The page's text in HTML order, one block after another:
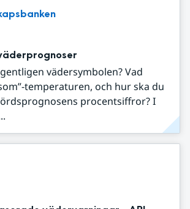
vädersymbolen? Vad
temperaturen, och hur ska du
procentsiffror? I